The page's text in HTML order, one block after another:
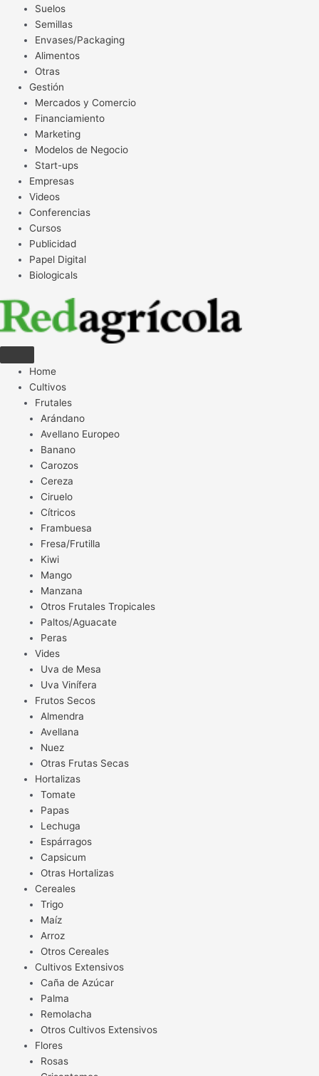
Suelos
Semillas
Envases/Packaging
Alimentos
Otras
Gestión
Mercados y Comercio
Financiamiento
Marketing
Modelos de Negocio
Start-ups
Empresas
Videos
Conferencias
Cursos
Publicidad
Papel Digital
Biologicals
Home
Cultivos
Frutales
Arándano
Avellano Europeo
Banano
Carozos
Cereza
Ciruelo
Cítricos
Frambuesa
Fresa/Frutilla
Kiwi
Mango
Manzana
Otros Frutales Tropicales
Paltos/Aguacate
Peras
Vides
Uva de Mesa
Uva Vinífera
Frutos Secos
Almendra
Avellana
Nuez
Otras Frutas Secas
Hortalizas
Tomate
Papas
Lechuga
Espárragos
Capsicum
Otras Hortalizas
Cereales
Trigo
Maíz
Arroz
Otros Cereales
Cultivos Extensivos
Caña de Azúcar
Palma
Remolacha
Otros Cultivos Extensivos
Flores
Rosas